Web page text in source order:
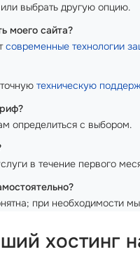
выбрать другую опцию.
моего сайта?
современные технологии
техническую
определиться с выбором.
в течение первого
при необходимости
хостинг